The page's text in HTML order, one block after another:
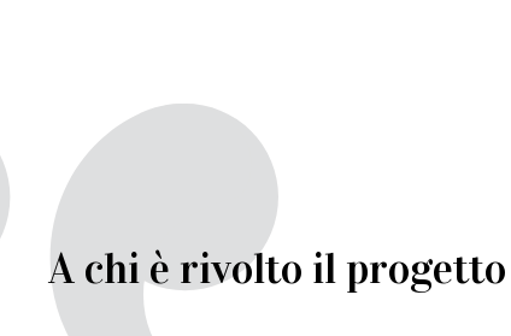
A chi è rivolto il progetto